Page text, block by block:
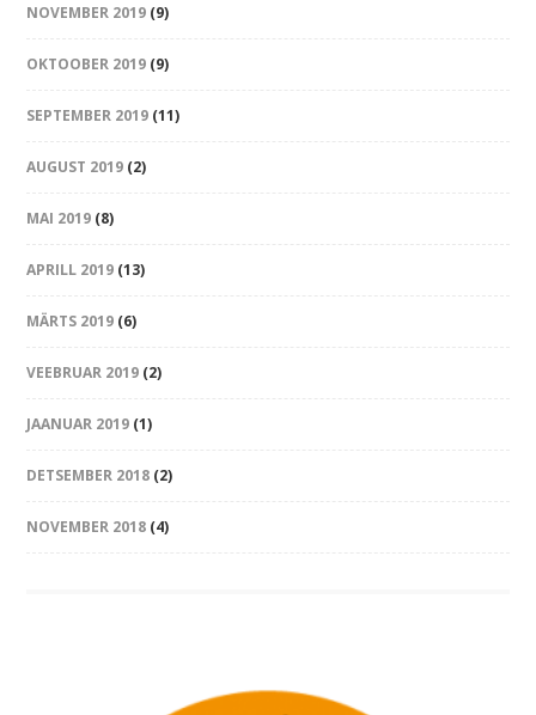
NOVEMBER 2019 (9)
OKTOOBER 2019 (9)
SEPTEMBER 2019 (11)
AUGUST 2019 (2)
MAI 2019 (8)
APRILL 2019 (13)
MÄRTS 2019 (6)
VEEBRUAR 2019 (2)
JAANUAR 2019 (1)
DETSEMBER 2018 (2)
NOVEMBER 2018 (4)